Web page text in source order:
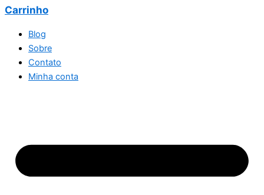
Carrinho
Blog
Sobre
Contato
Minha conta